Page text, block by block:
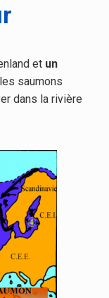
et un
saumons
dans la rivière